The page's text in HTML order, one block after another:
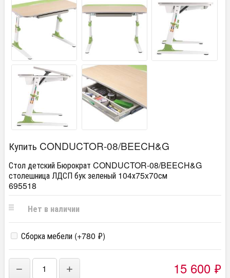
Купить CONDUCTOR-08/BEECH&G
Стол детский Бюрократ CONDUCTOR-08/BEECH&G
столешница ЛДСП бук зеленый 104х75x70см
695518
Нет в наличии
Сборка мебели (+780 ₽)
− + 15 600 ₽